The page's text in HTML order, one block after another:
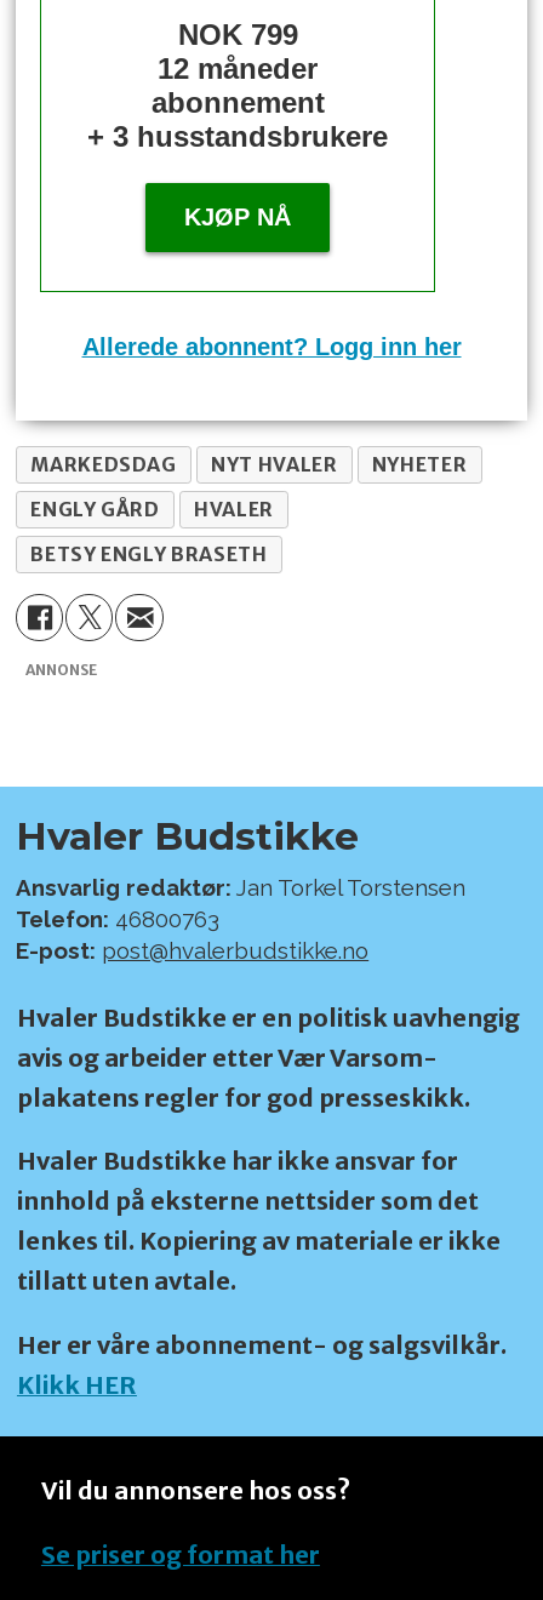
NOK 799
12 måneder
abonnement
+ 3 husstandsbrukere
KJØP NÅ
Allerede abonnent? Logg inn her
MARKEDSDAG NYT HVALER
NYHETER
ENGLY GÅRD
HVALER
BETSY ENGLY BRASETH
ANNONSE
Hvaler Budstikke
Ansvarlig redaktør: Jan Torkel Torstensen
Telefon: 46800763
E-post: post@hvalerbudstikke.no
Hvaler Budstikke er en politisk uavhengig
avis og arbeider etter Vær Varsom-
plakatens regler for god presseskikk.
Hvaler Budstikke har ikke ansvar for
innhold på eksterne nettsider som det
lenkes til. Kopiering av materiale er ikke
tillatt uten avtale.
Her er våre abonnement- og salgsvilkår.
Klikk HER
Vil du annonsere hos oss?
Se priser og format her